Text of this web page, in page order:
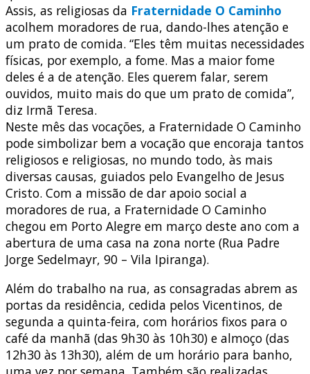
Assis, as religiosas da Fraternidade O Caminho
acolhem moradores de rua, dando-lhes atenção e
um prato de comida. “Eles têm muitas necessidades
físicas, por exemplo, a fome. Mas a maior fome
deles é a de atenção. Eles querem falar, serem
ouvidos, muito mais do que um prato de comida”,
diz Irmã Teresa.
Neste mês das vocações, a Fraternidade O Caminho
pode simbolizar bem a vocação que encoraja tantos
religiosos e religiosas, no mundo todo, às mais
diversas causas, guiados pelo Evangelho de Jesus
Cristo. Com a missão de dar apoio social a
moradores de rua, a Fraternidade O Caminho
chegou em Porto Alegre em março deste ano com a
abertura de uma casa na zona norte (Rua Padre
Jorge Sedelmayr, 90 – Vila Ipiranga).
Além do trabalho na rua, as consagradas abrem as
portas da residência, cedida pelos Vicentinos, de
segunda a quinta-feira, com horários fixos para o
café da manhã (das 9h30 às 10h30) e almoço (das
12h30 às 13h30), além de um horário para banho,